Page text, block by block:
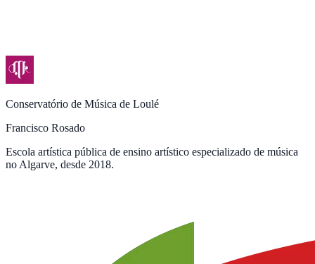
Conservatório de Música de Loulé
Francisco Rosado
Escola artística pública de ensino artístico especializado de música
no Algarve, desde 2018.